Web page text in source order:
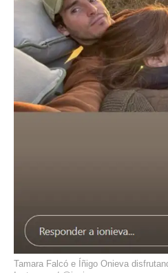
Tamara Falcó e Íñigo Onieva